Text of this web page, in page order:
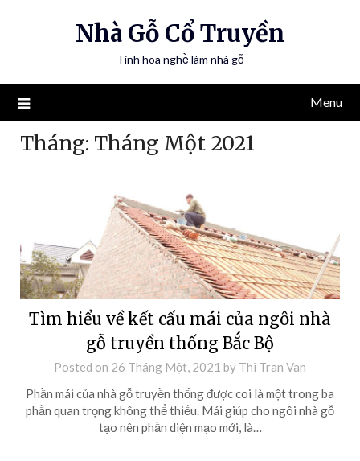
Nhà Gỗ Cổ Truyền
Tinh hoa nghề làm nhà gỗ
Menu
Tháng: Tháng Một 2021
Tìm hiểu về kết cấu mái của ngôi nhà
gỗ truyền thống Bắc Bộ
Posted on 26 Tháng Một, 2021 by Thi Tran Van
Phần mái của nhà gỗ truyền thống được coi là một trong ba
phần quan trọng không thể thiếu. Mái giúp cho ngôi nhà gỗ
tạo nên phần diện mạo mới, là…